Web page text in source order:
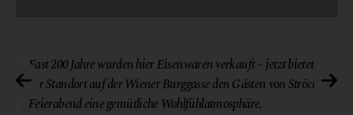
Fast 200 Jahre wurden hier Eisenwaren verkauft – jetzt bietet
der Standort auf der Wiener Burggasse den Gästen von Ströck
Feierabend eine gemütliche Wohlfühlatmosphäre.